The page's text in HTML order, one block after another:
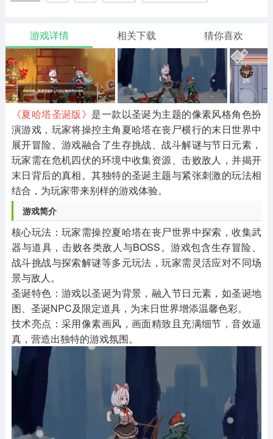
仙侠手游
485款应用
手赚网赚
446款应用
绝地求生
34款应用
三国游戏
3931款应用
我的世界
69款应用
像素游戏
700款应用
其他
981款应用
末日游戏
1405款应用
pc游戏
3443款应用
游戏攻略
63款应用
软件教程
游戏详情 相关下载 猜你喜欢
《夏哈塔圣诞版》 是一款以圣诞为主题的像素风格角色扮
演游戏，玩家将操控主角夏哈塔在丧尸横行的末日世界中
展开冒险。游戏融合了生存挑战、战斗解谜与节日元素，
玩家需在危机四伏的环境中收集资源、击败敌人，并揭开
末日背后的真相。其独特的圣诞主题与紧张刺激的玩法相
结合，为玩家带来别样的游戏体验。
游戏简介
核心玩法：玩家需操控夏哈塔在丧尸世界中探索，收集武
器与道具，击败各类敌人与BOSS。游戏包含生存冒险、
战斗挑战与探索解谜等多元玩法，玩家需灵活应对不同场
景与敌人。
圣诞特色：游戏以圣诞为背景，融入节日元素，如圣诞地
图、圣诞NPC及限定道具，为末日世界增添温馨色彩。
技术亮点：采用像素画风，画面精致且充满细节，音效逼
真，营造出独特的游戏氛围。